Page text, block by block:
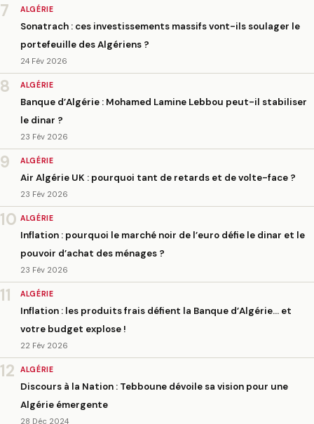
7 ALGÉRIE
Sonatrach : ces investissements massifs vont-ils soulager le
portefeuille des Algériens ?
24 Fév 2026
8 ALGÉRIE
Banque d’Algérie : Mohamed Lamine Lebbou peut-il stabiliser
le dinar ?
23 Fév 2026
9 ALGÉRIE
Air Algérie UK : pourquoi tant de retards et de volte-face ?
23 Fév 2026
10 ALGÉRIE
Inflation : pourquoi le marché noir de l’euro défie le dinar et le
pouvoir d’achat des ménages ?
23 Fév 2026
11 ALGÉRIE
Inflation : les produits frais défient la Banque d’Algérie… et
votre budget explose !
22 Fév 2026
12 ALGÉRIE
Discours à la Nation : Tebboune dévoile sa vision pour une
Algérie émergente
28 Déc 2024